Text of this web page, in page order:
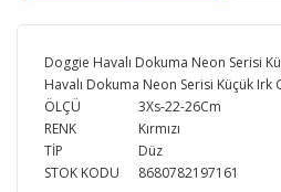
Doggie Havalı Dokuma Neon Serisi
Havalı Dokuma Neon Serisi Küçük Irk
ÖLÇÜ
3Xs-22-26Cm
RENK
Kırmızı
TİP
Düz
STOK KODU
8680782197161